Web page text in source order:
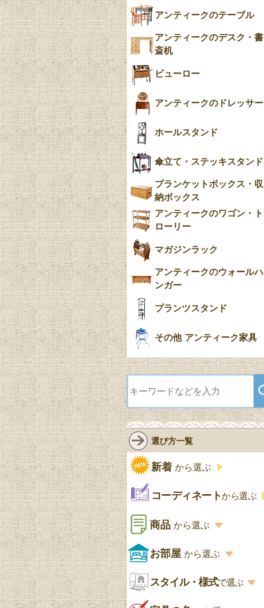
アンティークのテーブル
アンティークのデスク・書
斎机
ビューロー
アンティークのドレッサー
ホールスタンド
傘立て・ステッキスタンド
ブランケットボックス・収
納ボックス
アンティークのワゴン・ト
ローリー
マガジンラック
アンティークのウォールハ
ンガー
プランツスタンド
その他 アンティーク家具
選び方一覧
新着 から選ぶ
コーディネートから選ぶ
商品 から選ぶ
商品一覧を見る
収納家具
お部屋 から選ぶ
お部屋から選ぶ一覧
リビング
スタイル・様式で選ぶ